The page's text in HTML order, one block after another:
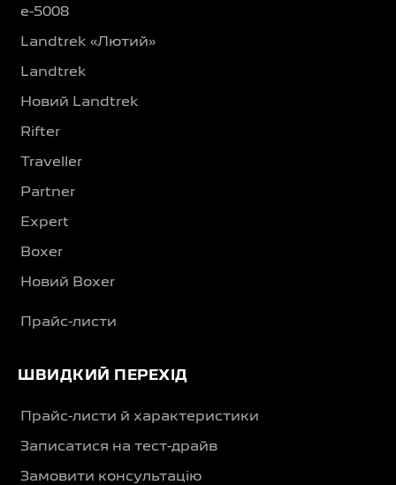
e-5008
Landtrek «Лютий»
Landtrek
Новий Landtrek
Rifter
Traveller
Partner
Expert
Boxer
Новий Boxer
Прайс-листи
ШВИДКИЙ ПЕРЕХІД
Прайс-листи й характеристики
Записатися на тест-драйв
Замовити консультацію